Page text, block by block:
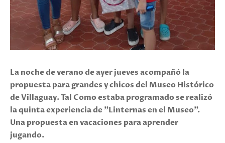
La noche de verano de ayer jueves acompañó la
propuesta para grandes y chicos del Museo Histórico
de Villaguay. Tal Como estaba programado se realizó
la quinta experiencia de "Linternas en el Museo".
Una propuesta en vacaciones para aprender
jugando.